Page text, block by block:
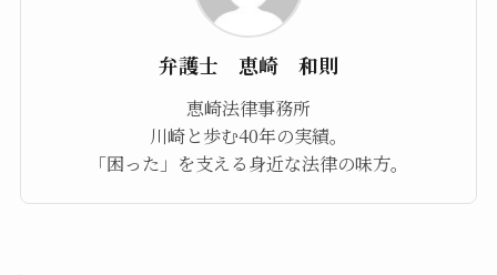
弁護士 恵崎 和則
恵崎法律事務所
川崎と歩む40年の実績。
「困った」を支える身近な法律の味方。